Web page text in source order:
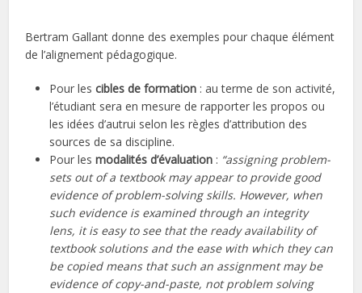
Bertram Gallant donne des exemples pour chaque élément
de l’alignement pédagogique.
Pour lescibles de formation : au terme de son activité,
l’étudiant sera en mesure de rapporter les propos ou
les idées d’autrui selon les règles d’attribution des
sources de sa discipline.
Pour lesmodalités d’évaluation : “assigning problem-
sets out of a textbook may appear to provide good
evidence of problem-solving skills. However, when
such evidence is examined through an integrity
lens, it is easy to see that the ready availability of
textbook solutions and the ease with which they can
be copied means that such an assignment may be
evidence of copy-and-paste, not problem solving